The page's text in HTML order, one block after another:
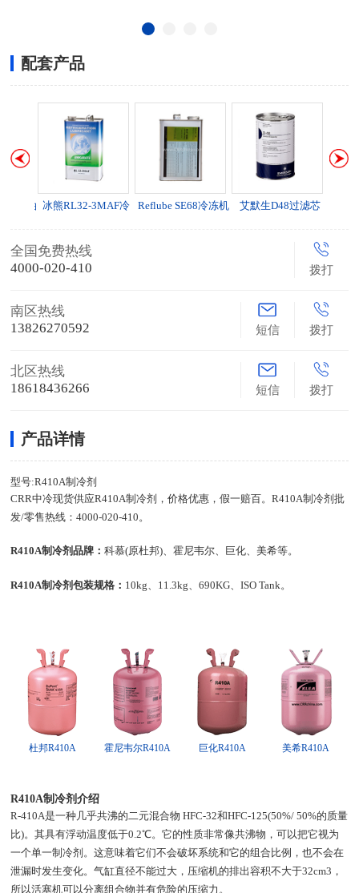
配套产品
冻机油 冰熊RL32-3MAF冷
Reflube SE68冷冻机
艾默生D48过滤芯
全国免费热线
4000-020-410
拨打
南区热线
13826270592
短信 拨打
北区热线
18618436266
短信 拨打
产品详情
型号:R410A制冷剂
CRR中冷现货供应R410A制冷剂，价格优惠，假一赔百。R410A制冷剂批
发/零售热线：4000-020-410。
R410A制冷剂品牌：科慕(原杜邦)、霍尼韦尔、巨化、美希等。
R410A制冷剂包装规格： 10kg、11.3kg、690KG 、ISO Tank 。
杜邦R410A 霍尼韦尔R410A 巨化R410A 美希R410A
R410A制冷剂介绍
R-410A是一种几乎共沸的二元混合物 HFC-32和HFC-125(50%/ 50%的质量
比)。其具有浮动温度低于0.2℃。它的性质非常像共沸物，可以把它视为
一个单一制冷剂。这意味着它们不会破坏系统和它的组合比例，也不会在
泄漏时发生变化。气缸直径不能过大，压缩机的排出容积不大于32cm3，
所以活塞机可以分离组合物并有危险的压缩力。